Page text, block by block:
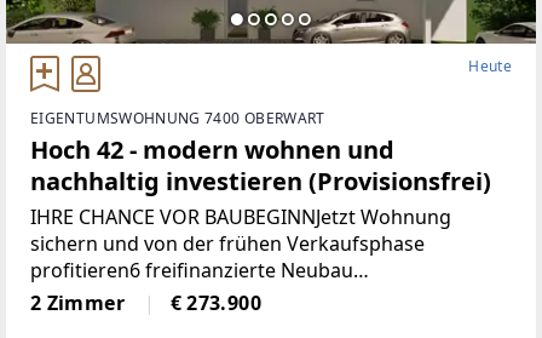
Heute
EIGENTUMSWOHNUNG 7400 OBERWART
Hoch 42 - modern wohnen und
nachhaltig investieren (Provisionsfrei)
IHRE CHANCE VOR BAUBEGINNJetzt Wohnung
sichern und von der frühen Verkaufsphase
profitieren6 freifinanzierte Neubau
EigentumswohnungenWohnungsgrößen von ca. 50
m² bis 68 m²Alle Wohnungen sind entweder mit
2 Zimmer € 273.900